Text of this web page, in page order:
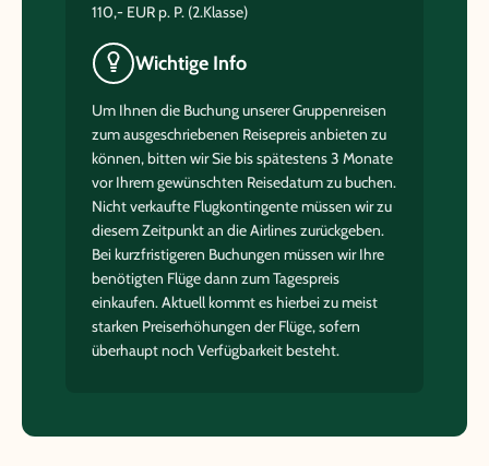
110,- EUR p. P. (2.Klasse)
Wichtige Info
Um Ihnen die Buchung unserer Gruppenreisen
zum ausgeschriebenen Reisepreis anbieten zu
können, bitten wir Sie bis spätestens 3 Monate
vor Ihrem gewünschten Reisedatum zu buchen.
Nicht verkaufte Flugkontingente müssen wir zu
diesem Zeitpunkt an die Airlines zurückgeben.
Bei kurzfristigeren Buchungen müssen wir Ihre
benötigten Flüge dann zum Tagespreis
einkaufen. Aktuell kommt es hierbei zu meist
starken Preiserhöhungen der Flüge, sofern
überhaupt noch Verfügbarkeit besteht.